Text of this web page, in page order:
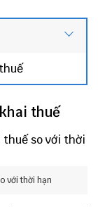
thuế
với thời hạn